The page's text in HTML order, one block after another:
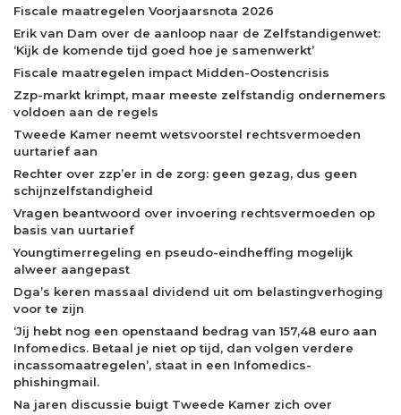
Fiscale maatregelen Voorjaarsnota 2026
Erik van Dam over de aanloop naar de Zelfstandigenwet:
‘Kijk de komende tijd goed hoe je samenwerkt’
Fiscale maatregelen impact Midden-Oostencrisis
Zzp-markt krimpt, maar meeste zelfstandig ondernemers
voldoen aan de regels
Tweede Kamer neemt wetsvoorstel rechtsvermoeden
uurtarief aan
Rechter over zzp’er in de zorg: geen gezag, dus geen
schijnzelfstandigheid
Vragen beantwoord over invoering rechtsvermoeden op
basis van uurtarief
Youngtimerregeling en pseudo-eindheffing mogelijk
alweer aangepast
Dga’s keren massaal dividend uit om belastingverhoging
voor te zijn
‘Jij hebt nog een openstaand bedrag van 157,48 euro aan
Infomedics. Betaal je niet op tijd, dan volgen verdere
incassomaatregelen’, staat in een Infomedics-
phishingmail.
Na jaren discussie buigt Tweede Kamer zich over